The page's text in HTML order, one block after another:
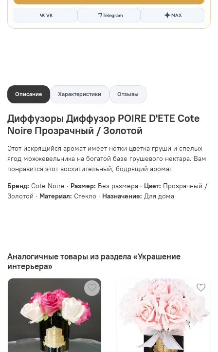
VK Telegram MAX
Описание Характеристики Отзывы
Диффузоры Диффузор POIRE D'ETE Cote
Noire Прозрачный / Золотой
Этот искрящийся аромат имеет нотки цветка груши и спелых
ягод можжевельника на богатой базе грушевого нектара. Вам
понравится этот восхитительный, бодрящий аромат
Бренд: Cote Noire · Размер: Без размера · Цвет: Прозрачный /
Золотой · Материал: Стекло · Назначение: Для дома
Аналогичные товары из раздела «Украшение
интерьера»